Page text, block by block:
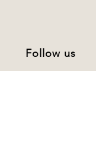
Follow us